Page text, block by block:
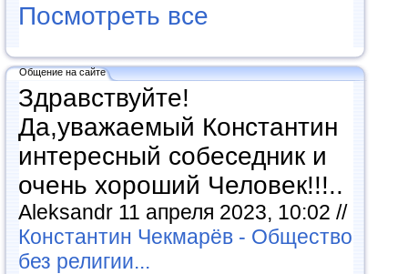
Посмотреть все
Общение на сайте
Здравствуйте!
Да,уважаемый Константин
интересный собеседник и
очень хороший Человек!!!..
Aleksandr 11 апреля 2023, 10:02 //
Константин Чекмарёв - Общество
без религии...